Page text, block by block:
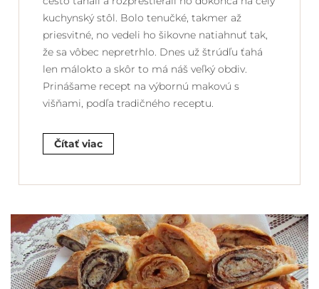
kuchynský stôl. Bolo tenučké, takmer až
priesvitné, no vedeli ho šikovne natiahnuť tak,
že sa vôbec nepretrhlo. Dnes už štrúdľu ťahá
len málokto a skôr to má náš veľký obdiv.
Prinášame recept na výbornú makovú s
višňami, podľa tradičného receptu.
Čítať viac